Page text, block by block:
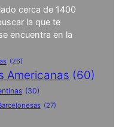
cerca de 1400
la que te
encuentra en la
(26)
Americanas (60)
(30)
(27)